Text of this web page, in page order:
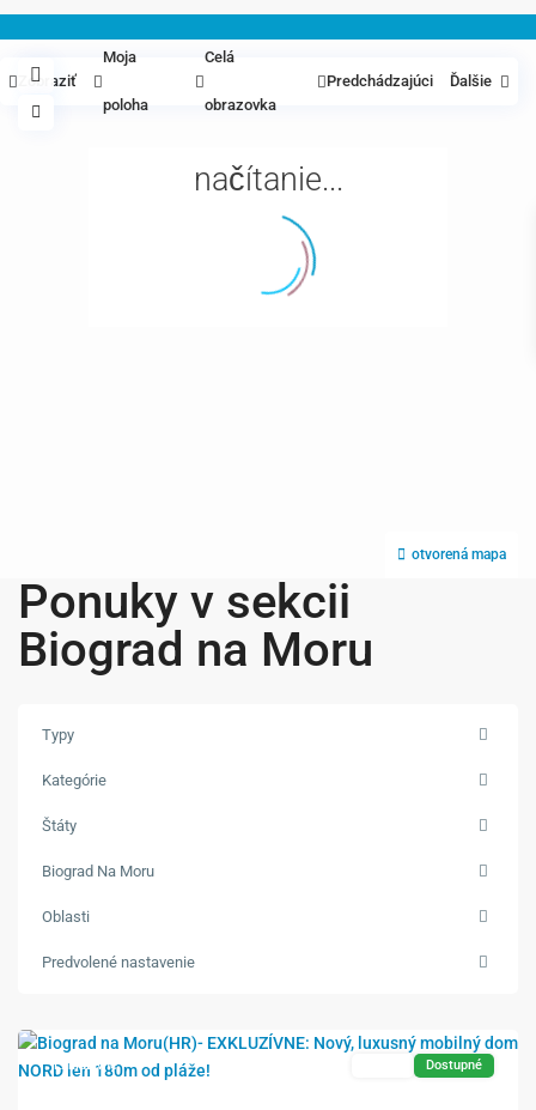
načítanie...
otvorená mapa
Zobraziť
Moja
poloha
Celá
obrazovka
Predchádzajúci Ďalšie
Ponuky v sekcii
Biograd na Moru
Typy
Kategórie
Štáty
Biograd Na Moru
Oblasti
Predvolené nastavenie
Exkluzívne Dostupné